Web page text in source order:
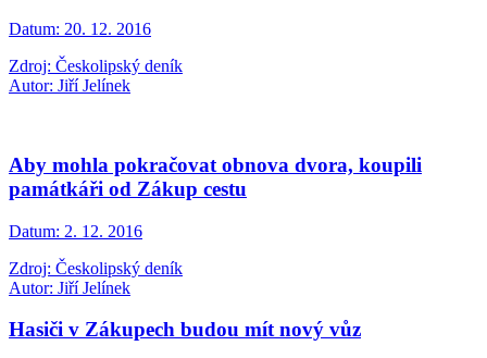
Datum: 20. 12. 2016
Zdroj: Českolipský deník
Autor: Jiří Jelínek
Aby mohla pokračovat obnova dvora, koupili
památkáři od Zákup cestu
Datum: 2. 12. 2016
Zdroj: Českolipský deník
Autor: Jiří Jelínek
Hasiči v Zákupech budou mít nový vůz